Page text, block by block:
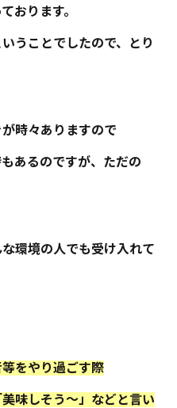
おります。
うことでしたので、とり
時々ありますので
あるのですが、ただの
環境の人でも受け入れて
をやり過ごす際
味しそう～」などと言い